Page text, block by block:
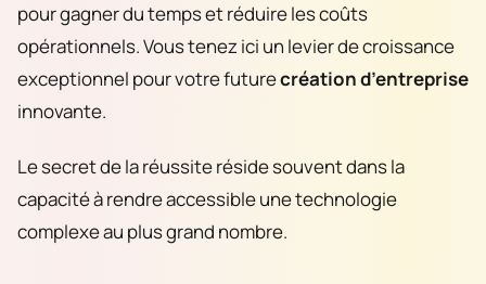
pour gagner du temps et réduire les coûts
opérationnels. Vous tenez ici un levier de croissance
exceptionnel pour votre futurecréation d’entreprise
innovante.
Le secret de la réussite réside souvent dans la
capacité à rendre accessible une technologie
complexe au plus grand nombre.